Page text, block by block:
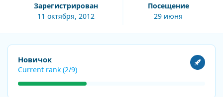
Зарегистрирован
11 октября, 2012
Посещение
29 июня
Посмотреть все
Новичок
Current rank (2/9)